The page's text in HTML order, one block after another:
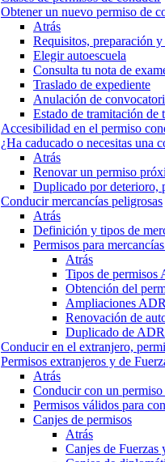
Obtener un nuevo permiso de
Atrás
Requisitos, preparación
Elegir autoescuela
Consulta tu nota de
Traslado de expediente
Anulación de
Estado de tramitación de
Accesibilidad en el permiso
¿Ha caducado o necesitas una
Atrás
Renovar un permiso
Duplicado por deterioro,
Conducir mercancías peligrosas
Atrás
Definición y tipos de
Permisos para
Atrás
Tipos de permisos
Obtención del
Ampliaciones
Renovación de
Duplicado de ADR
Conducir en el extranjero,
Permisos extranjeros y de
Atrás
Conducir con un
Permisos válidos para
Canjes de permisos
Atrás
Canjes de Fuerzas